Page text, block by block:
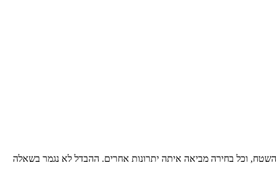
וכל בחירה מביאה איתה יתרונות אחרים. ההבדל לא נגמר בשאלה